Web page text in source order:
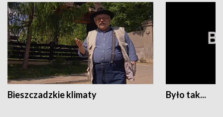
Bieszczadzkie klimaty Było tak...